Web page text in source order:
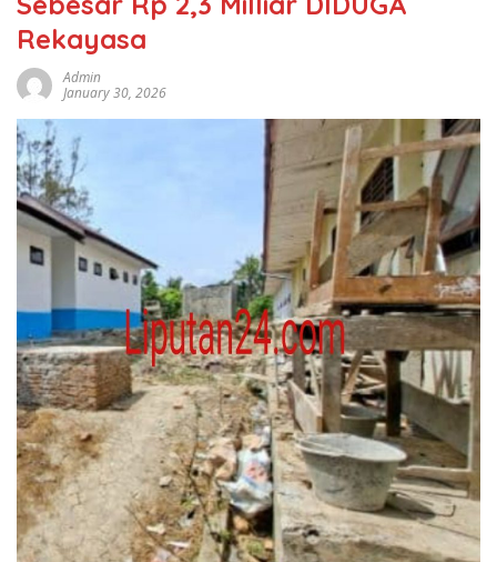
Rekayasa
Admin
January 30, 2026